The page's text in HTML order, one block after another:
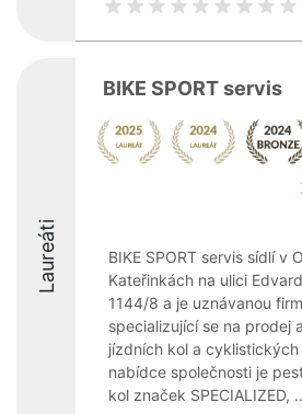
Laureáti
BIKE SPORT servis
BIKE SPORT servis sídlí v
Kateřinkách na ulici
1144/8 a je uznávanou
specializující se na prodej
jízdních kol a
nabídce společnosti je
kol značek SPECIALIZED,